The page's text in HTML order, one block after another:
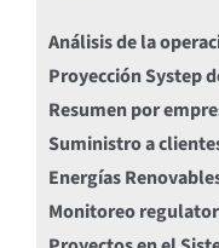
Análisis de la
Proyección Systep
Resumen por
Suministro a
Energías
Monitoreo